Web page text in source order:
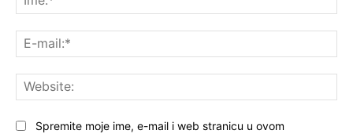
Spremite moje ime, e-mail i web stranicu u ovom